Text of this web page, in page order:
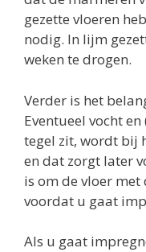
gezette vloeren
nodig. In lijm
weken te drogen.
Verder is het
Eventueel vocht
tegel zit, wordt bij
en dat zorgt later
is om de vloer met
voordat u gaat
Als u gaat